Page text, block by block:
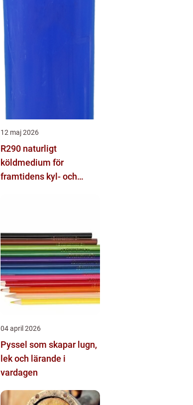
12 maj 2026
R290 naturligt
köldmedium för
framtidens kyl- och
04 april 2026
Pyssel som skapar lugn,
lek och lärande i
vardagen